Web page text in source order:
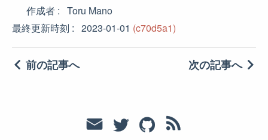
作成者
Toru Mano
最終更新時刻
2023-01-01 (c70d5a1)
前の記事へ 次の記事へ